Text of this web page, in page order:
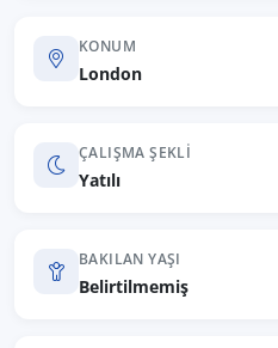
KONUM
London
ÇALIŞMA ŞEKLI
Yatılı
BAKILAN YAŞI
Belirtilmemiş